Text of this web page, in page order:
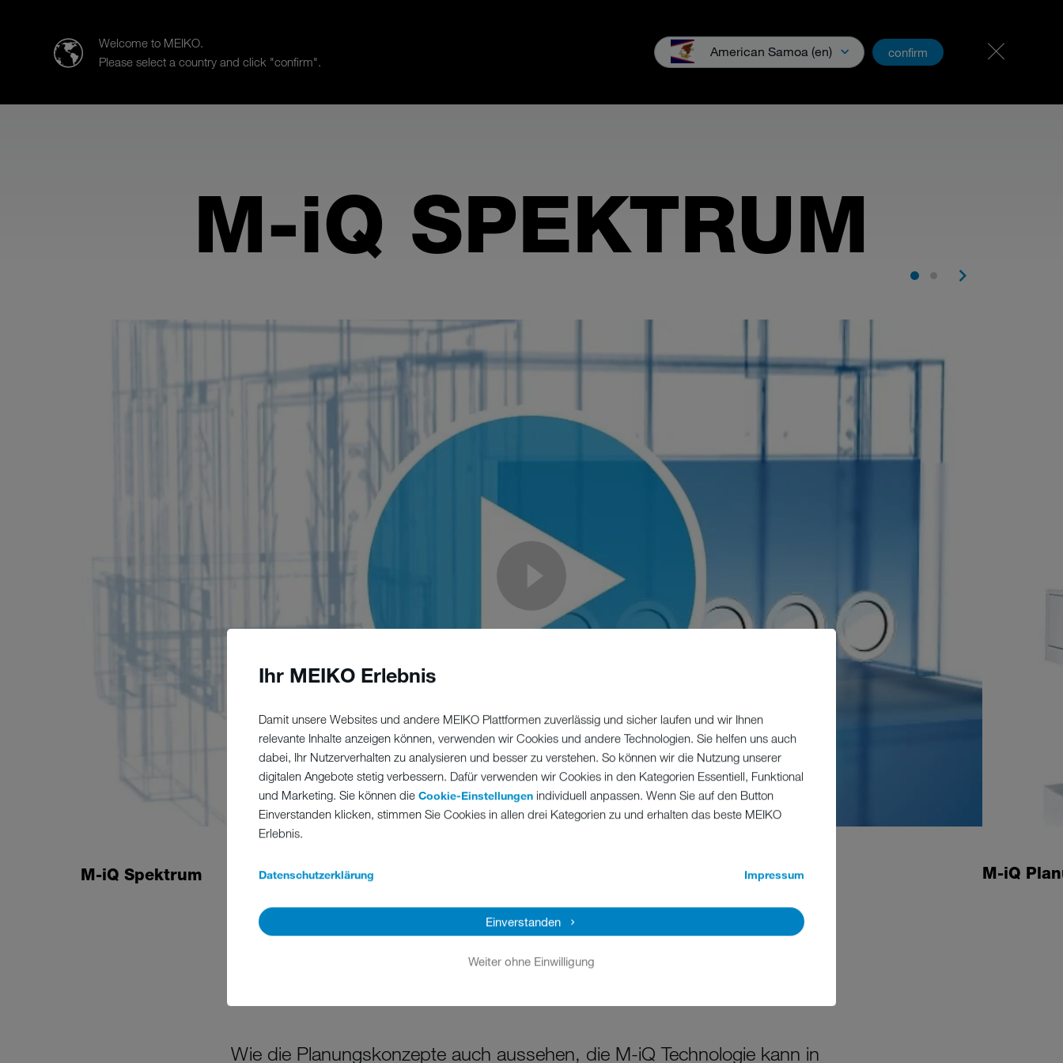
Ihr MEIKO Erlebnis
Damit unsere Websites und andere MEIKO Plattformen zuverlässig und sicher laufen und wir Ihnen
relevante Inhalte anzeigen können, verwenden wir Cookies und andere Technologien. Sie helfen uns auch
dabei, Ihr Nutzerverhalten zu analysieren und besser zu verstehen. So können wir die Nutzung unserer
digitalen Angebote stetig verbessern. Dafür verwenden wir Cookies in den Kategorien Essentiell, Funktional
und Marketing. Sie können die Cookie-Einstellungen individuell anpassen. Wenn Sie auf den Button
Einverstanden klicken, stimmen Sie Cookies in allen drei Kategorien zu und erhalten das beste MEIKO
Erlebnis.
Datenschutzerklärung Impressum
Einverstanden
Weiter ohne Einwilligung
Welcome to MEIKO.
Please select a country and click "confirm".
American Samoa (en) confirm
M-iQ SPEKTRUM
M-iQ Spektrum M-iQ
Wie die Planungskonzepte auch aussehen, die M-iQ Technologie kann in